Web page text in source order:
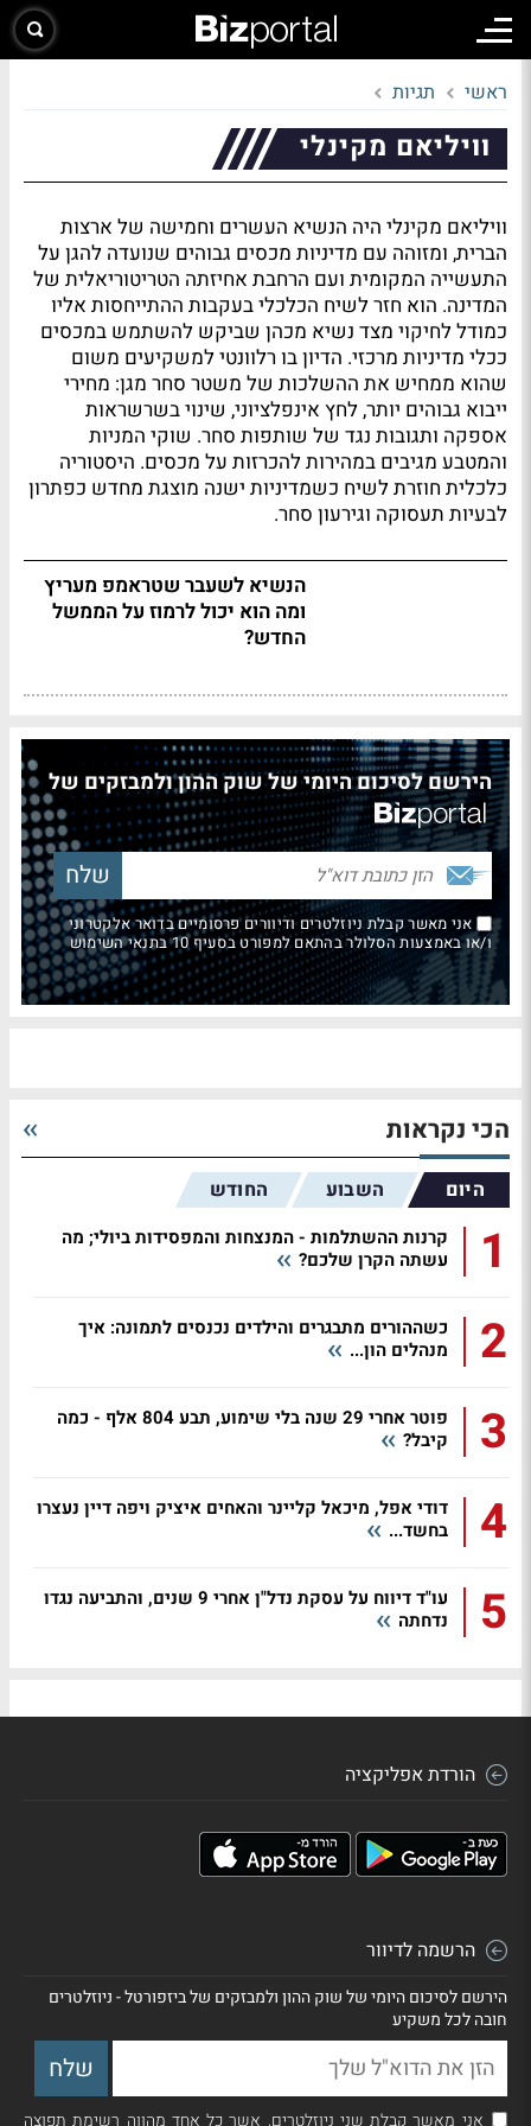
ראשי תגיות
וויליאם מקינלי
וויליאם מקינלי היה הנשיא העשרים וחמישה של ארצות
הברית, ומזוהה עם מדיניות מכסים גבוהים שנועדה להגן על
התעשייה המקומית ועם הרחבת אחיזתה הטריטוריאלית של
המדינה. הוא חזר לשיח הכלכלי בעקבות ההתייחסות אליו
כמודל לחיקוי מצד נשיא מכהן שביקש להשתמש במכסים
ככלי מדיניות מרכזי. הדיון בו רלוונטי למשקיעים משום
שהוא ממחיש את ההשלכות של משטר סחר מגן: מחירי
ייבוא גבוהים יותר, לחץ אינפלציוני, שינוי בשרשראות
אספקה ותגובות נגד של שותפות סחר. שוקי המניות
והמטבע מגיבים במהירות להכרזות על מכסים. היסטוריה
כלכלית חוזרת לשיח כשמדיניות ישנה מוצגת מחדש כפתרון
לבעיות תעסוקה וגירעון סחר.
הנשיא לשעבר שטראמפ מעריץ
ומה הוא יכול לרמוז על הממשל
החדש?
הירשם לסיכום היומי של שוק ההון ולמבזקים של
אני מאשר קבלת ניוזלטרים ודיוורים פרסומיים בדואר אלקטרוני
ו/או באמצעות הסלולר בהתאם למפורט בסעיף 10 בתנאי השימוש
הכי נקראות
היום השבוע החודש
1
קרנות ההשתלמות - המנצחות והמפסידות ביולי; מה
עשתה הקרן שלכם?
2
כשההורים מתבגרים והילדים נכנסים לתמונה: איך
מנהלים הון...
3
פוטר אחרי 29 שנה בלי שימוע, תבע 804 אלף - כמה
קיבל?
4
דודי אפל, מיכאל קליינר והאחים איציק ויפה דיין נעצרו
בחשד...
5
עו"ד דיווח על עסקת נדל"ן אחרי 9 שנים, והתביעה נגדו
נדחתה
הורדת אפליקציה
הרשמה לדיוור
הירשם לסיכום היומי של שוק ההון ולמבזקים של ביזפורטל - ניוזלטרים
חובה לכל משקיע
אני מאשר קבלת שני ניוזלטרים, אשר כל אחד מהווה רשימת תפוצה